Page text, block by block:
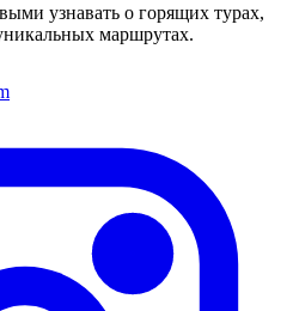
узнавать о горящих турах,
маршрутах.